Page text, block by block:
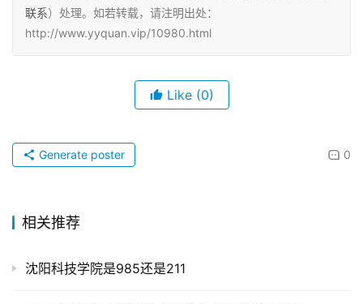
联系）处理。如若转载，请注明出处：
http://www.yyquan.vip/10980.html
Like (0)
0
Generate poster
相关推荐
沈阳科技学院是985还是211